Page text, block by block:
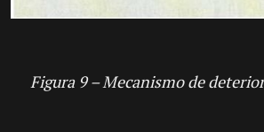
Figura 9 – Mecanismo de